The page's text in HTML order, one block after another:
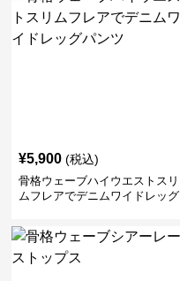
¥5,900 (税込)
骨格ウェーブハイウエストスリ
ムフレアでデニムワイドレッグ